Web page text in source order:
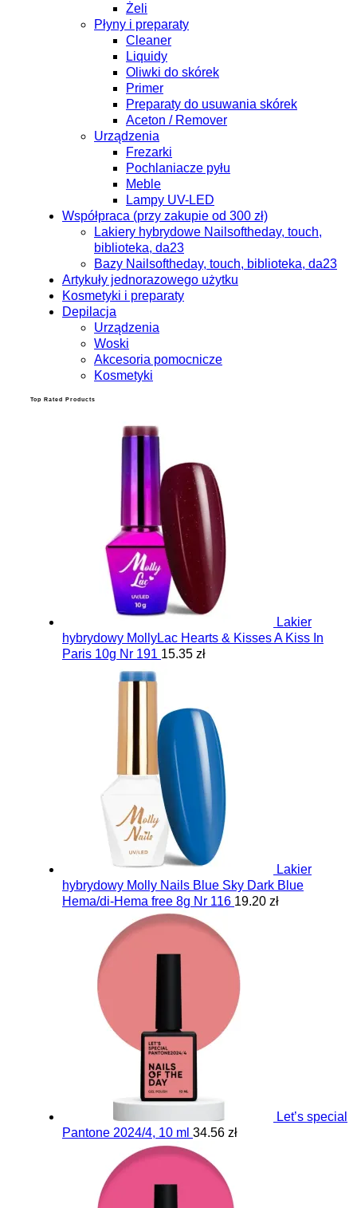
Żeli
Płyny i preparaty
Cleaner
Liquidy
Oliwki do skórek
Primer
Preparaty do usuwania skórek
Aceton / Remover
Urządzenia
Frezarki
Pochlaniacze pyłu
Meble
Lampy UV-LED
Współpraca (przy zakupie od 300 zł)
Lakiery hybrydowe Nailsoftheday, touch,
biblioteka, da23
Bazy Nailsoftheday, touch, biblioteka, da23
Artykuły jednorazowego użytku
Kosmetyki i preparaty
Depilacja
Urządzenia
Woski
Akcesoria pomocnicze
Kosmetyki
Top Rated Products
Lakier
hybrydowy MollyLac Hearts & Kisses A Kiss In
Paris 10g Nr 191 15.35 zł
Lakier
hybrydowy Molly Nails Blue Sky Dark Blue
Hema/di-Hema free 8g Nr 116 19.20 zł
Let’s special
Pantone 2024/4, 10 ml 34.56 zł